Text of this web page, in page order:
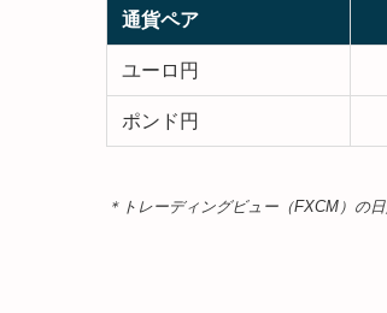
通貨ペア
ユーロ円
ポンド円
＊トレーディングビュー（FXCM）の